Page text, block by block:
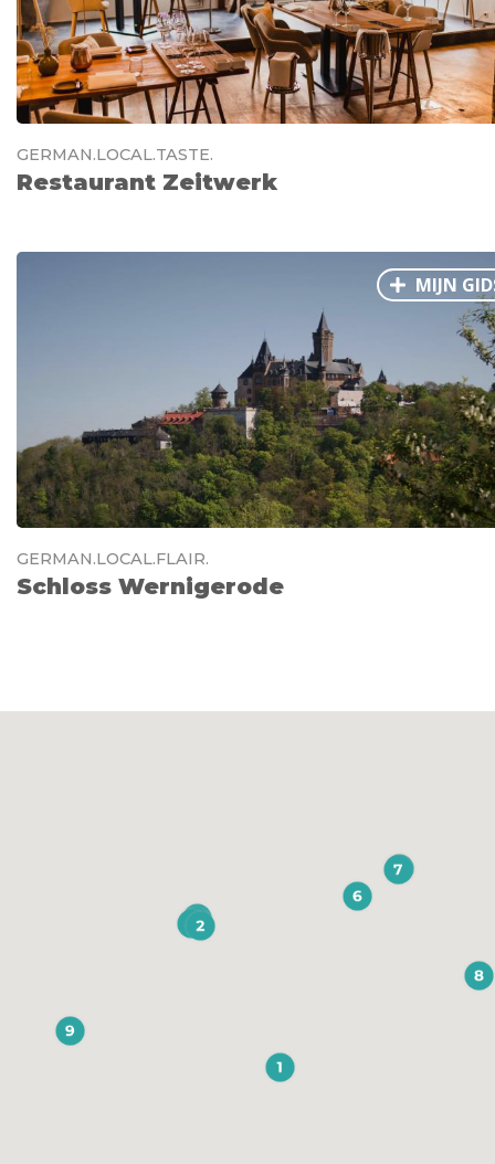
GERMAN.LOCAL.TASTE.
Restaurant Zeitwerk
MIJN
GERMAN.LOCAL.FLAIR.
Schloss Wernigerode